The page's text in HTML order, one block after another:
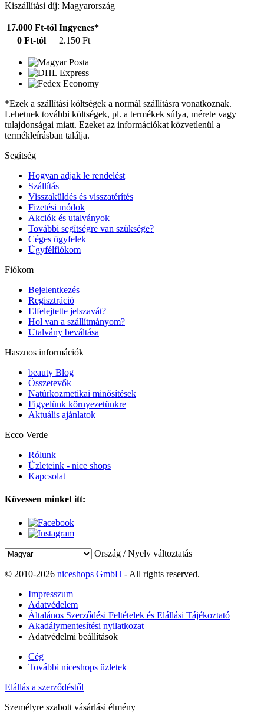
Kiszállítási díj: Magyarország
17.000 Ft-tól Ingyenes*
0 Ft-tól
2.150 Ft
*Ezek a szállítási költségek a normál szállításra vonatkoznak.
Lehetnek további költségek, pl. a termékek súlya, mérete vagy
tulajdonságai miatt. Ezeket az információkat közvetlenül a
termékleírásban találja.
Segítség
Hogyan adjak le rendelést
Szállítás
Visszaküldés és visszatérítés
Fizetési módok
Akciók és utalványok
További segítségre van szüksége?
Céges ügyfelek
Ügyfélfiókom
Fiókom
Bejelentkezés
Regisztráció
Elfelejtette jelszavát?
Hol van a szállítmányom?
Utalvány beváltása
Hasznos információk
beauty Blog
Összetevők
Natúrkozmetikai minősítések
Figyelünk környezetünkre
Aktuális ajánlatok
Ecco Verde
Rólunk
Üzleteink - nice shops
Kapcsolat
Kövessen minket itt:
Ország / Nyelv változtatás
© 2010-2026 niceshops GmbH - All rights reserved.
Impresszum
Adatvédelem
Általános Szerződési Feltételek és Elállási Tájékoztató
Akadálymentesítési nyilatkozat
Adatvédelmi beállítások
Cég
További niceshops üzletek
Elállás a szerződéstől
Személyre szabott vásárlási élmény